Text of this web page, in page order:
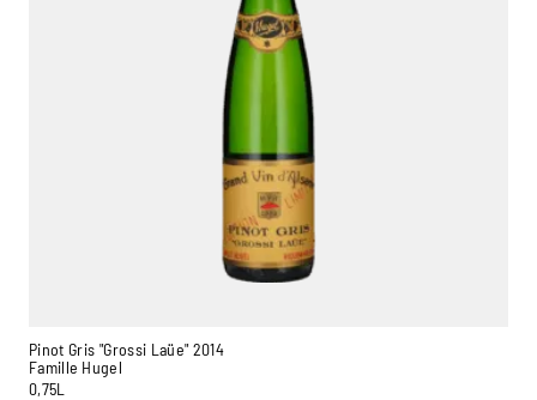
Pinot Gris "Grossi Laüe" 2014
Famille Hugel
0,75L